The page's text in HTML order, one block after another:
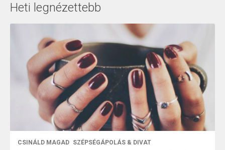
Heti legnézettebb
CSINÁLD MAGAD SZÉPSÉGÁPOLÁS & DIVAT